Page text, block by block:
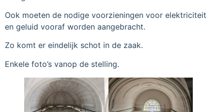
Ook moeten de nodige voorzieningen voor elektriciteit
en geluid vooraf worden aangebracht.
Zo komt er eindelijk schot in de zaak.
Enkele foto’s vanop de stelling.